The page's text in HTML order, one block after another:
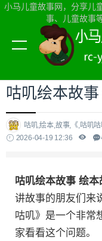
小马儿童故事网，分享儿
事、儿童故事
当前位置：小马儿童故事
咕叽绘本故事
咕叽,绘本,故事,《,咕叽
2026-04-19 12:36
咕叽绘本故事 绘本
讲故事的朋友们来
咕叽》是一个非常
家看看这个问题。